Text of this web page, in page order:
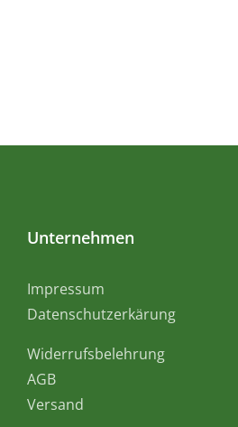
Unternehmen
Impressum
Datenschutzerkärung
Widerrufsbelehrung
AGB
Versand